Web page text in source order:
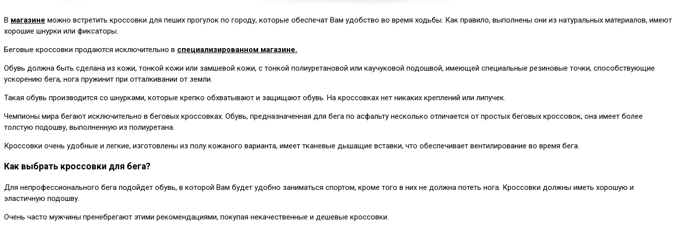
В магазине можно встретить кроссовки для пеших прогулок по городу, которые обеспечат Вам удобство во время ходьбы. Как правило, выполнены они из натуральных материалов, имеют
хорошие шнурки или фиксаторы.
Беговые кроссовки продаются исключительно в специализированном магазине.
Обувь должна быть сделана из кожи, тонкой кожи или замшевой кожи, с тонкой полиуретановой или каучуковой подошвой, имеющей специальные резиновые точки, способствующие
ускорению бега, нога пружинит при отталкивании от земли.
Такая обувь производится со шнурками, которые крепко обхватывают и защищают обувь. На кроссовках нет никаких креплений или липучек.
Чемпионы мира бегают исключительно в беговых кроссовках. Обувь, предназначенная для бега по асфальту несколько отличается от простых беговых кроссовок, она имеет более
толстую подошву, выполненную из полиуретана.
Кроссовки очень удобные и легкие, изготовлены из полу кожаного варианта, имеет тканевые дышащие вставки, что обеспечивает вентилирование во время бега.
Как выбрать кроссовки для бега?
Для непрофессионального бега подойдет обувь, в которой Вам будет удобно заниматься спортом, кроме того в них не должна потеть нога. Кроссовки должны иметь хорошую и
эластичную подошву.
Очень часто мужчины пренебрегают этими рекомендациями, покупая некачественные и дешевые кроссовки.